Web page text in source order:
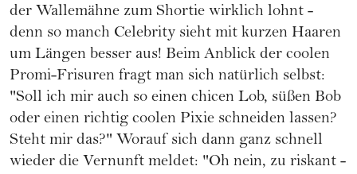
der Wallemähne zum Shortie wirklich lohnt -
denn so manch Celebrity sieht mit kurzen Haaren
um Längen besser aus! Beim Anblick der coolen
Promi-Frisuren fragt man sich natürlich selbst:
"Soll ich mir auch so einen chicen Lob, süßen Bob
oder einen richtig coolen Pixie schneiden lassen?
Steht mir das?" Worauf sich dann ganz schnell
wieder die Vernunft meldet: "Oh nein, zu riskant -